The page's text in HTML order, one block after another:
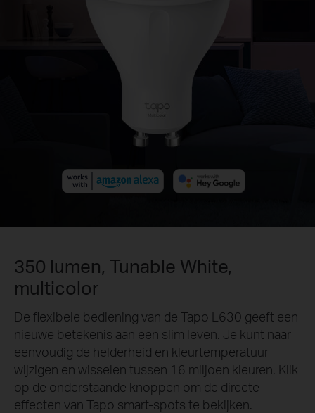
350 lumen, Tunable White,
multicolor
De flexibele bediening van de Tapo L630 geeft een
nieuwe betekenis aan een slim leven. Je kunt naar
eenvoudig de helderheid en kleurtemperatuur
wijzigen en wisselen tussen 16 miljoen kleuren. Klik
op de onderstaande knoppen om de directe
effecten van Tapo smart-spots te bekijken.